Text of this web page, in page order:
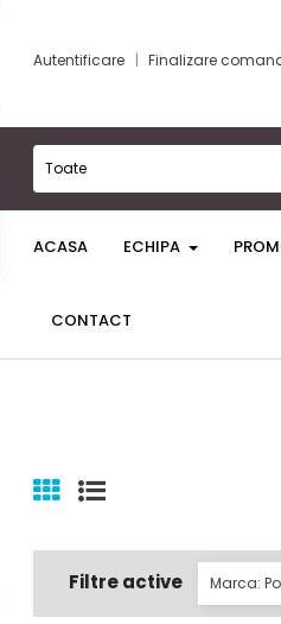
Autentificare Finalizare
Toate
ACASA ECHIPA
CONTACT
Filtre active Marca: